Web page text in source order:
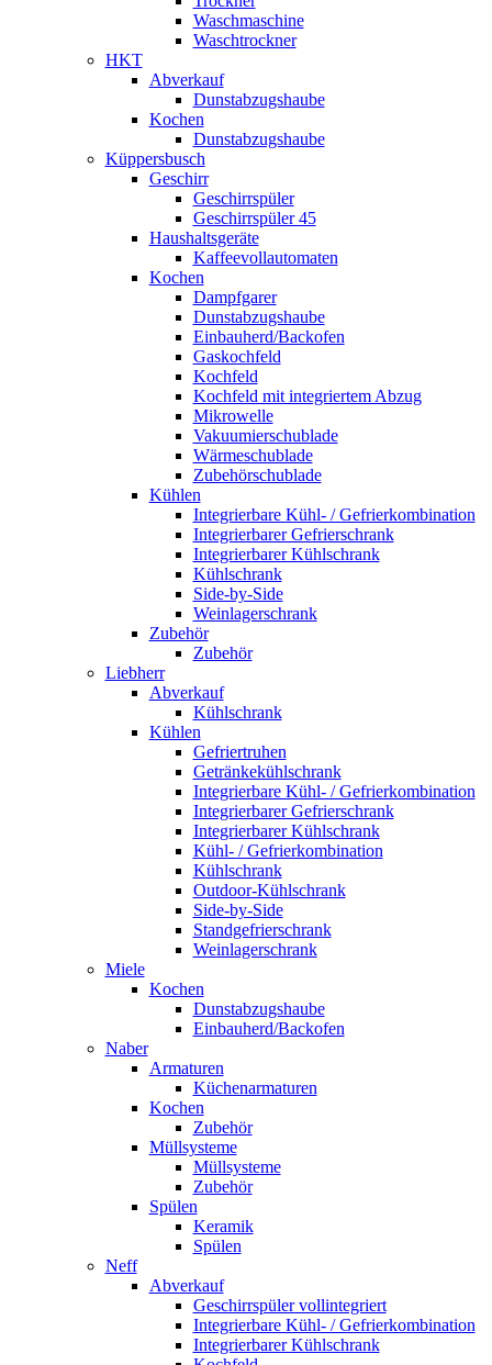
Waschmaschine
Waschtrockner
HKT
Abverkauf
Dunstabzugshaube
Kochen
Dunstabzugshaube
Küppersbusch
Geschirr
Geschirrspüler
Geschirrspüler 45
Haushaltsgeräte
Kaffeevollautomaten
Kochen
Dampfgarer
Dunstabzugshaube
Einbauherd/Backofen
Gaskochfeld
Kochfeld
Kochfeld mit integriertem Abzug
Mikrowelle
Vakuumierschublade
Wärmeschublade
Zubehörschublade
Kühlen
Integrierbare Kühl- / Gefrierkombination
Integrierbarer Gefrierschrank
Integrierbarer Kühlschrank
Kühlschrank
Side-by-Side
Weinlagerschrank
Zubehör
Zubehör
Liebherr
Abverkauf
Kühlschrank
Kühlen
Gefriertruhen
Getränkekühlschrank
Integrierbare Kühl- / Gefrierkombination
Integrierbarer Gefrierschrank
Integrierbarer Kühlschrank
Kühl- / Gefrierkombination
Kühlschrank
Outdoor-Kühlschrank
Side-by-Side
Standgefrierschrank
Weinlagerschrank
Miele
Kochen
Dunstabzugshaube
Einbauherd/Backofen
Naber
Armaturen
Küchenarmaturen
Kochen
Zubehör
Müllsysteme
Müllsysteme
Zubehör
Spülen
Keramik
Spülen
Neff
Abverkauf
Geschirrspüler vollintegriert
Integrierbare Kühl- / Gefrierkombination
Integrierbarer Kühlschrank